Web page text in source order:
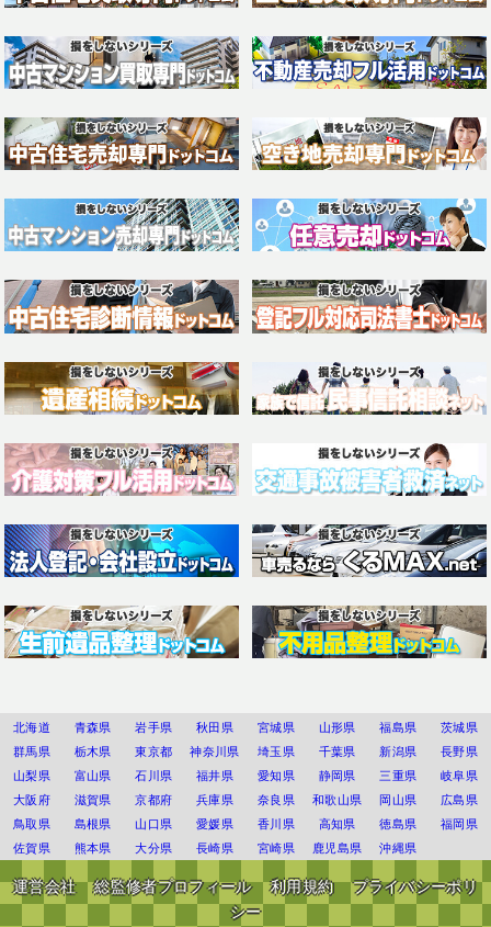
北海道 青森県 岩手県 秋田県 宮城県 山形県 福島県
茨城県
群馬県
栃木県 東京都 神奈川県 埼玉県 千葉県 新潟県
長野県
山梨県
富山県 石川県 福井県 愛知県 静岡県 三重県
岐阜県
大阪府
滋賀県 京都府 兵庫県 奈良県 和歌山県 岡山県
広島県
鳥取県
島根県 山口県 愛媛県 香川県 高知県 徳島県
福岡県
佐賀県
熊本県 大分県 長崎県 宮崎県 鹿児島県 沖縄県
運営会社 総監修者プロフィール 利用規約
プライバシーポリ
シー